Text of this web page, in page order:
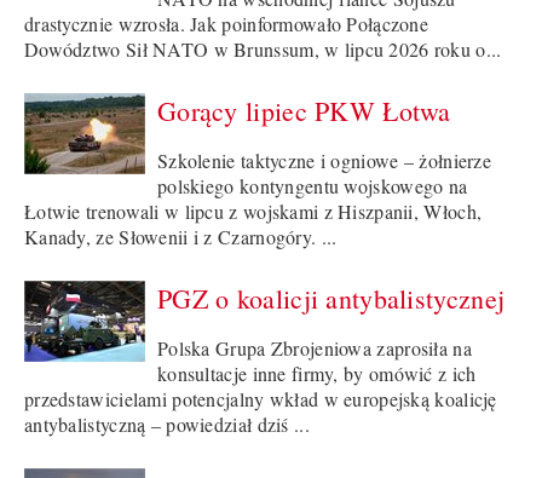
drastycznie wzrosła. Jak poinformowało Połączone
Dowództwo Sił NATO w Brunssum, w lipcu 2026 roku o...
Gorący lipiec PKW Łotwa
Szkolenie taktyczne i ogniowe – żołnierze
polskiego kontyngentu wojskowego na
Łotwie trenowali w lipcu z wojskami z Hiszpanii, Włoch,
Kanady, ze Słowenii i z Czarnogóry. ...
PGZ o koalicji antybalistycznej
Polska Grupa Zbrojeniowa zaprosiła na
konsultacje inne firmy, by omówić z ich
przedstawicielami potencjalny wkład w europejską koalicję
antybalistyczną – powiedział dziś ...